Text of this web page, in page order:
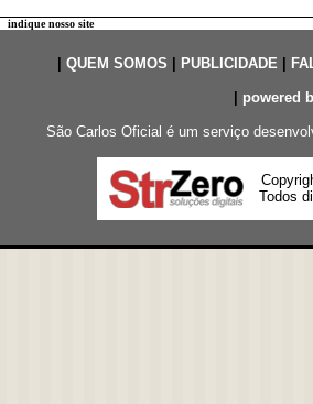
indique nosso site
QUEM SOMOS PUBLICIDADE|
powered
São Carlos Oficial é um serviço
Todos